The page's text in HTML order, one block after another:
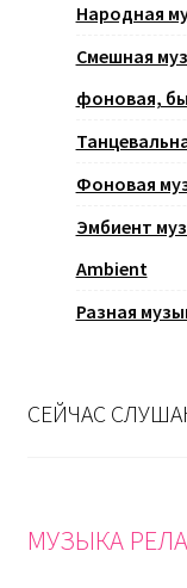
Народная
Смешная
фоновая,
Фоновая
Эмбиент
Ambient
Разная
СЕЙЧАС
МУЗЫКА